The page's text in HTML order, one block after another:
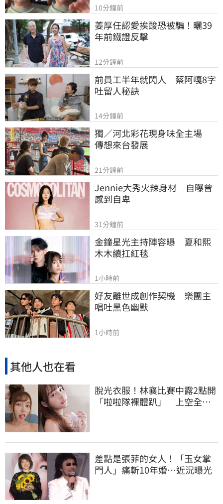
10分鐘前
姜厚任認愛挨酸恐被騙！曬39
年前鐵證反擊
12分鐘前
前員工半年就閃人　蔡阿嘎8字
吐留人秘訣
14分鐘前
獨／河北彩花現身味全主場
傳想來台發展
21分鐘前
Jennie大秀火辣身材　自曝曾
感到自卑
31分鐘前
金鐘星光主持陣容曝　夏和熙
木木續扛紅毯
1小時前
好友離世成創作契機　樂團主
唱吐黑色幽默
1小時前
其他人也在看
脫光衣服！林襄比賽中露2點開
「啦啦隊裸體趴」 上空全裸
差點是張菲的女人！「玉女掌
門人」痛斬10年婚…近況曝光